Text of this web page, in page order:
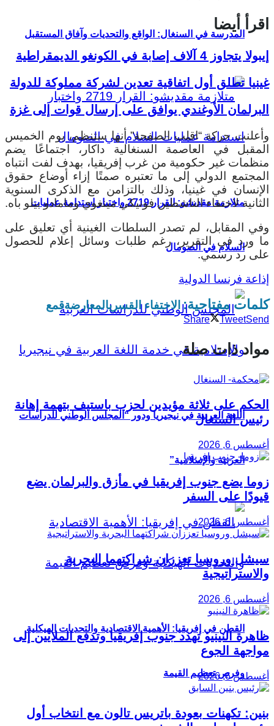
المدرسة في السنغال: الواقع والتحديات وآفاق المستقبل
متلازمة مقديشو: القرار 2719 واختبار استدامة عمليات
السلام في الصومال
اللغة العربية في نيجيريا ودور “المجلس الوطني للدراسات
العربية والإسلامية”
القطن في إفريقيا: الأهمية الاقتصادية والتحديات الهيكلية
وفرص تعظيم القيمة
اقرأ أيضا
إيبولا يتجاوز 4 آلاف إصابة في الكونغو الديمقراطية
غينيا تطلق أول اتفاقية تعدين لشركة مملوكة للدولة
البرلمان الأوغندي يوافق على إرسال قوات إلى غزة
وأعلنت حركة “اقلب الصفحة” أنها ستنظم، يوم الخميس
المقبل في العاصمة السنغالية داكار، اجتماعًا يضم
منظمات غير حكومية من غرب إفريقيا، بهدف لفت انتباه
المجتمع الدولي إلى ما تعتبره صمتًا إزاء أوضاع حقوق
الإنسان في غينيا، وذلك بالتزامن مع الذكرى السنوية
الثانية لاختفاء الناشطين فونيكي مينغوي ومامادو بيلو باه.
وفي المقابل، لم تصدر السلطات الغينية أي تعليق على
ما ورد في التقرير، رغم طلبات وسائل إعلام للحصول
على رد رسمي.
إذاعة فرنسا الدولية
كلمات مفتاحية: الاختفاء القسريالمعارضةقمع
Share TweetSend
مواد ذات صلة
الحكم على ثلاثة مؤيدين لحزب باستيف بتهمة إهانة
رئيس السنغال
أغسطس 6, 2026
زوما يضع جنوب إفريقيا في مأزق والبرلمان يضع
قيودًا على السفر
أغسطس 6, 2026
سيشل وروسيا تعززان شراكتهما البحرية
والاستراتيجية
أغسطس 6, 2026
ظاهرة النينيو تهدد جنوب إفريقيا وتدفع الملايين إلى
مواجهة الجوع
أغسطس 6, 2026
بنين: تكهنات بعودة باتريس تالون مع انتخاب أول